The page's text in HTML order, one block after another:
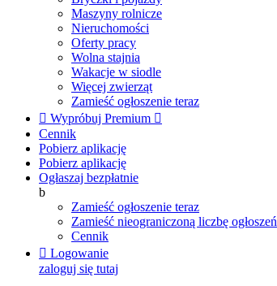
Maszyny rolnicze
Nieruchomości
Oferty pracy
Wolna stajnia
Wakacje w siodle
Więcej zwierząt
Zamieść ogłoszenie teraz
 Wypróbuj Premium 
Cennik
Pobierz aplikację
Pobierz aplikację
Ogłaszaj bezpłatnie
b
Zamieść ogłoszenie teraz
Zamieść nieograniczoną liczbę ogłoszeń
Cennik
 Logowanie
zaloguj się tutaj